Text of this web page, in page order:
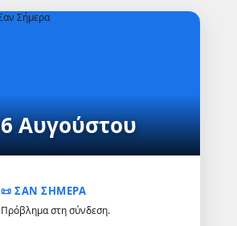
6 Αυγούστου
📜 ΣΑΝ ΣΗΜΕΡΑ
Πρόβλημα στη σύνδεση.